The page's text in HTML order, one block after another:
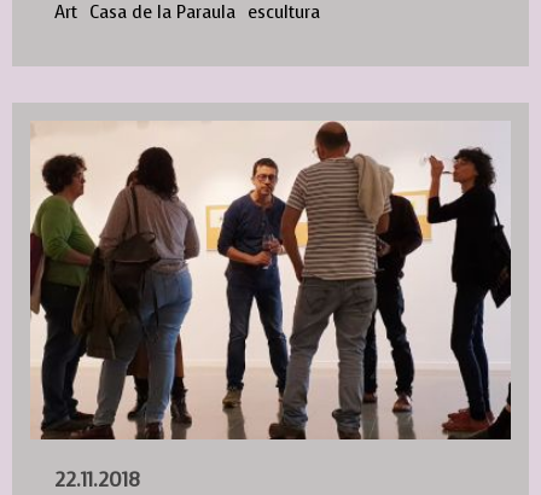
Art Casa de la Paraula escultura
22.11.2018